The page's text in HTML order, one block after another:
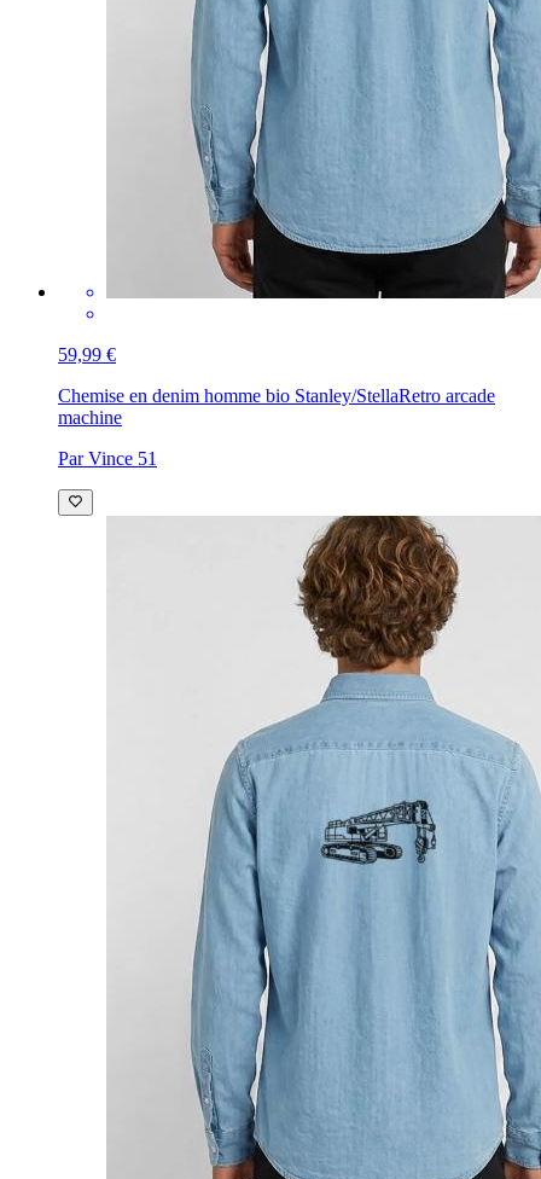
59,99 €
Chemise en denim homme bio Stanley/StellaRetro arcade
machine
Par Vince 51